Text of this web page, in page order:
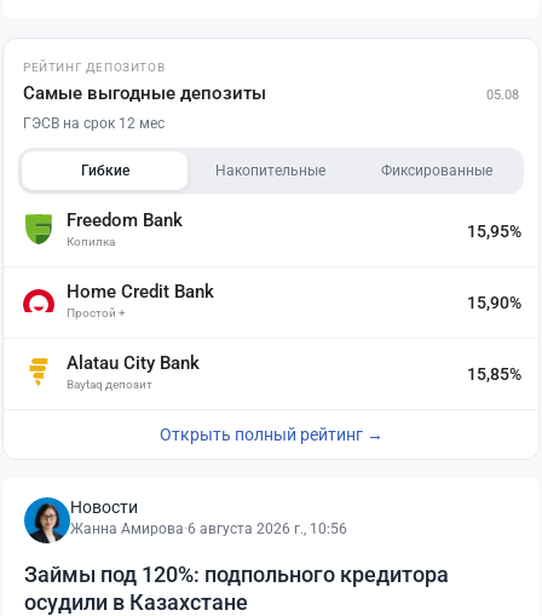
РЕЙТИНГ ДЕПОЗИТОВ
Самые выгодные депозиты 05.08
ГЭСВ на срок 12 мес
Гибкие Накопительные Фиксированные
Freedom Bank
Копилка
15,95%
Home Credit Bank
Простой +
15,90%
Alatau City Bank
Baytaq депозит
15,85%
Открыть полный рейтинг →
Новости
Жанна Амирова·6 августа 2026 г., 10:56
Займы под 120%: подпольного кредитора
осудили в Казахстане